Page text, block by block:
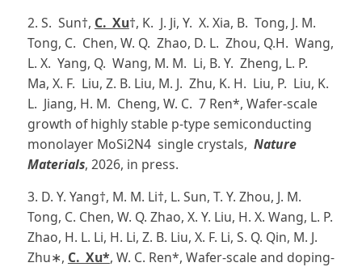
2. S. Sun†, C. Xu†, K. J. Ji, Y. X. Xia, B. Tong, J. M.
Tong, C. Chen, W. Q. Zhao, D. L. Zhou, Q.H. Wang,
L. X. Yang, Q. Wang, M. M. Li, B. Y. Zheng, L. P.
Ma, X. F. Liu, Z. B. Liu, M. J. Zhu, K. H. Liu, P. Liu, K.
L. Jiang, H. M. Cheng, W. C. 7 Ren*, Wafer-scale
growth of highly stable p-type semiconducting
monolayer MoSi2N4 single crystals, Nature
Materials, 2026, in press.
3. D. Y. Yang†, M. M. Li†, L. Sun, T. Y. Zhou, J. M.
Tong, C. Chen, W. Q. Zhao, X. Y. Liu, H. X. Wang, L. P.
Zhao, H. L. Li, H. Li, Z. B. Liu, X. F. Li, S. Q. Qin, M. J.
Zhu∗, C. Xu*, W. C. Ren*, Wafer-scale and doping-